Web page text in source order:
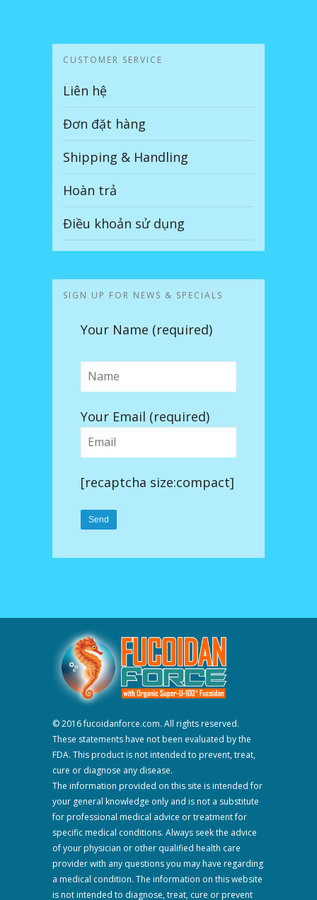
CUSTOMER SERVICE
Liên hệ
Đơn đặt hàng
Shipping & Handling
Hoàn trả
Điều khoản sử dụng
SIGN UP FOR NEWS & SPECIALS
Your Name (required)
Your Email (required)
[recaptcha size:compact]
© 2016 fucoidanforce.com. All rights reserved.
These statements have not been evaluated by the
FDA. This product is not intended to prevent, treat,
cure or diagnose any disease.
The information provided on this site is intended for
your general knowledge only and is not a substitute
for professional medical advice or treatment for
specific medical conditions. Always seek the advice
of your physician or other qualified health care
provider with any questions you may have regarding
a medical condition. The information on this website
is not intended to diagnose, treat, cure or prevent